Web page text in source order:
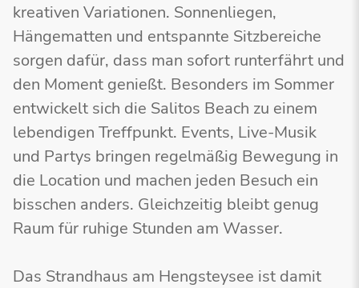
kreativen Variationen. Sonnenliegen,
Hängematten und entspannte Sitzbereiche
sorgen dafür, dass man sofort runterfährt und
den Moment genießt. Besonders im Sommer
entwickelt sich die Salitos Beach zu einem
lebendigen Treffpunkt. Events, Live-Musik
und Partys bringen regelmäßig Bewegung in
die Location und machen jeden Besuch ein
bisschen anders. Gleichzeitig bleibt genug
Raum für ruhige Stunden am Wasser.
Das Strandhaus am Hengsteysee ist damit